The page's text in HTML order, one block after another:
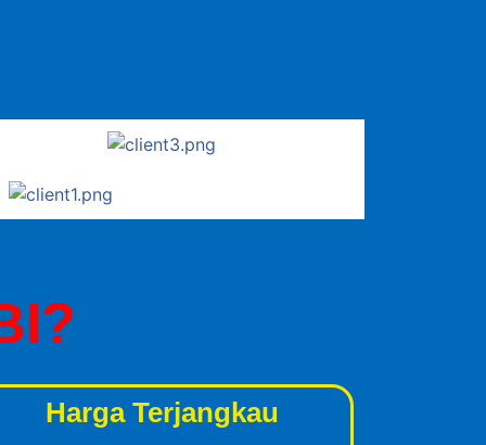
Harga Terjangkau